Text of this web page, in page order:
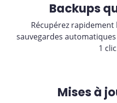
Backups
Récupérez rapidement
sauvegardes
1
Mises à